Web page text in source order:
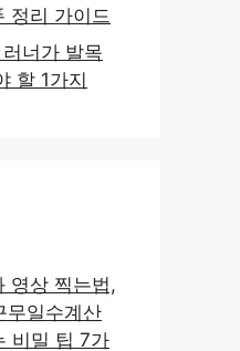
정리 가이드
너가 발목
할 1가지
영상 찍는법,
무일수계산
비밀 팁 7가